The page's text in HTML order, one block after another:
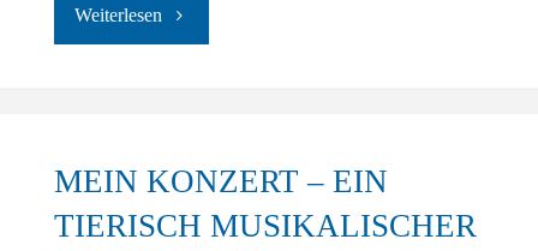
"SUPERWRESTLING"
MEIN KONZERT – EIN
TIERISCH MUSIKALISCHER